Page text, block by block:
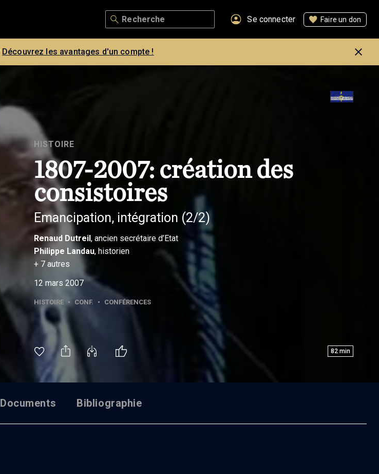
Se connecter Faire un don
Découvrez les avantages d'un compte !
HISTOIRE
1807-2007: création des
consistoires
Emancipation, intégration (2/2)
Renaud Dutreil, ancien secrétaire d’Etat
Philippe Landau, historien
+ 7 autres
12 mars 2007
HISTOIRE • CONF. • CONFÉRENCES
82 min
Documents Bibliographie